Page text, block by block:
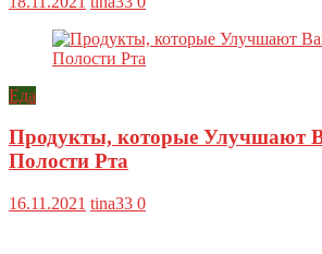
Еда
Продукты, которые Улучшают
Полости Рта
16.11.2021 tina33 0